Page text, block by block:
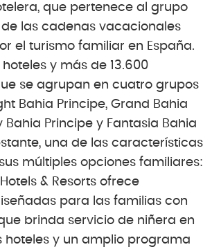
que pertenece al grupo
de las cadenas vacacionales
el turismo familiar en España.
y más de 13.600
se agrupan en cuatro grupos
Bahia Principe, Grand Bahia
Bahia Principe y Fantasia Bahia
una de las características
múltiples opciones familiares:
& Resorts ofrece
para las familias con
brinda servicio de niñera en
hoteles y un amplio programa